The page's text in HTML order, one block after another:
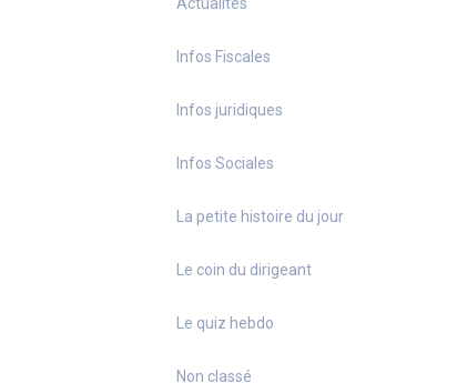
Infos Fiscales
Infos juridiques
Infos Sociales
La petite histoire du jour
Le coin du dirigeant
Le quiz hebdo
Non classé